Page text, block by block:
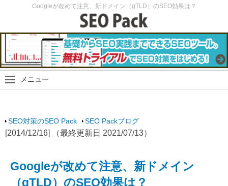
Googleが改めて注意、新ドメイン（gTLD）のSEO効果は？
メニュー
SEO実験
SEO Packサイト
SEO対策のSEO Pack SEO Packブログ
[2014/12/16] （最終更新日 2021/07/13）
Googleが改めて注意、新ドメイン
（gTLD）のSEO効果は？